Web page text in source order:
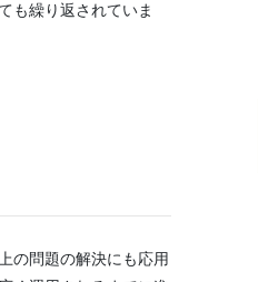
も繰り返されていま
の問題の解決にも応用